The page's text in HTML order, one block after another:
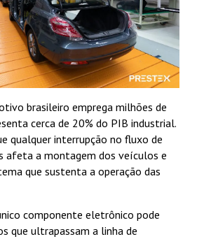
brasileiro emprega milhões de
cerca de 20% do PIB industrial.
qualquer interrupção no fluxo de
afeta a montagem dos veículos e
que sustenta a operação das
componente eletrônico pode
que ultrapassam a linha de